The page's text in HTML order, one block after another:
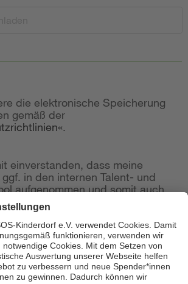
die elektronische Speicherung
gemäß der
.
einverstanden, dass meine
in den internen Talent- und
aufgenommen und somit auch
wird.
Zur Anzeige
Senden